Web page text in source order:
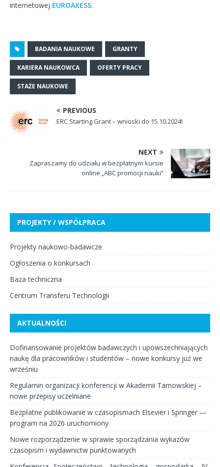
internetowej EUROAXESS.
BADANIA NAUKOWE GRANTY
KARIERA NAUKOWCA OFERTY PRACY
STAŻE NAUKOWE
PREVIOUS
ERC Starting Grant – wnioski do 15.10.2024!
NEXT
Zapraszamy do udziału w bezpłatnym kursie
online „ABC promocji nauki”
PROJEKTY / WSPÓŁPRACA
Projekty naukowo-badawcze
Ogłoszenia o konkursach
Baza techniczna
Centrum Transferu Technologii
AKTUALNOŚCI
Dofinansowanie projektów badawczych i upowszechniających
naukę dla pracowników i studentów – nowe konkursy już we
wrześniu
Regulamin organizacji konferencji w Akademii Tarnowskiej –
nowe przepisy uczelniane
Bezpłatne publikowanie w czasopismach Elsevier i Springer —
program na 2026 uruchomiony
Nowe rozporządzenie w sprawie sporządzania wykazów
czasopism i wydawnictw punktowanych